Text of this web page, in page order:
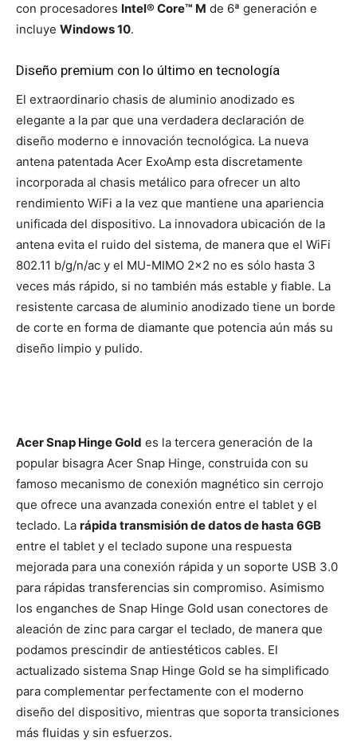
con procesadores Intel® Core™ M de 6ª generación e
incluye Windows 10.
Diseño premium con lo último en tecnología
El extraordinario chasis de aluminio anodizado es
elegante a la par que una verdadera declaración de
diseño moderno e innovación tecnológica. La nueva
antena patentada Acer ExoAmp esta discretamente
incorporada al chasis metálico para ofrecer un alto
rendimiento WiFi a la vez que mantiene una apariencia
unificada del dispositivo. La innovadora ubicación de la
antena evita el ruido del sistema, de manera que el WiFi
802.11 b/g/n/ac y el MU-MIMO 2×2 no es sólo hasta 3
veces más rápido, si no también más estable y fiable. La
resistente carcasa de aluminio anodizado tiene un borde
de corte en forma de diamante que potencia aún más su
diseño limpio y pulido.
Acer Snap Hinge Gold es la tercera generación de la
popular bisagra Acer Snap Hinge, construida con su
famoso mecanismo de conexión magnético sin cerrojo
que ofrece una avanzada conexión entre el tablet y el
teclado. La rápida transmisión de datos de hasta 6GB
entre el tablet y el teclado supone una respuesta
mejorada para una conexión rápida y un soporte USB 3.0
para rápidas transferencias sin compromiso. Asimismo
los enganches de Snap Hinge Gold usan conectores de
aleación de zinc para cargar el teclado, de manera que
podamos prescindir de antiestéticos cables. El
actualizado sistema Snap Hinge Gold se ha simplificado
para complementar perfectamente con el moderno
diseño del dispositivo, mientras que soporta transiciones
más fluidas y sin esfuerzos.